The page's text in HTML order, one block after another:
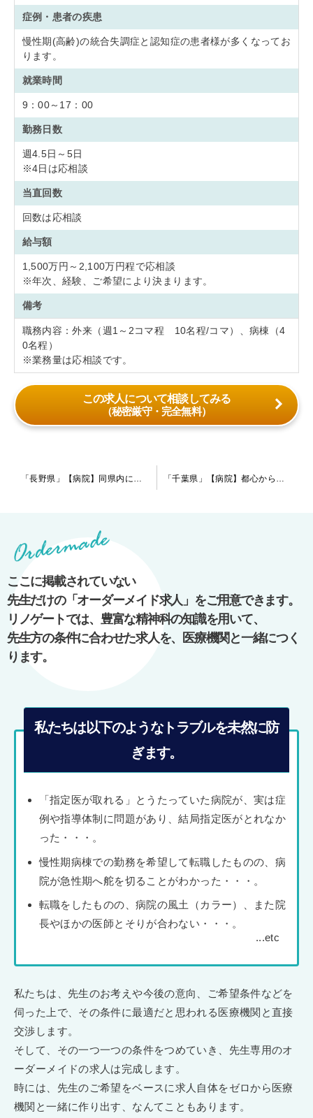
症例・患者の疾患
慢性期(高齢)の統合失調症と認知症の患者様が多くなってお
ります。
就業時間
9：00～17：00
勤務日数
週4.5日～5日
※4日は応相談
当直回数
回数は応相談
給与額
1,500万円～2,100万円程で応相談
※年次、経験、ご希望により決まります。
備考
職務内容：外来（週1～2コマ程 10名程/コマ）、病棟（4
0名程）
※業務量は応相談です。
この求人について相談してみる
（秘密厳守・完全無料）
ゲ
シ
ョ
ン
「長野県」【病院】同県内にてご転職をお考えの先生を歓迎致します。現在は、指定医の先生を募集中です。一人一人の患者様をじっくり診ていきたいとお考えの先生にお勧めの病院です。 「千葉県」【病院】都心からのアクセスも良く、オフの時間もしっかりと取れる働きやすい環境の病院です。統合失調症・認知症の患者様がメインに在院されております。
ここに掲載されていない
先生だけの「オーダーメイド求人」をご用意できます。
リノゲートでは、豊富な精神科の知識を用いて、
先生方の条件に合わせた求人を、医療機関と一緒につく
ります。
私たちは以下のようなトラブルを未然に防
ぎます。
「指定医が取れる」とうたっていた病院が、実は症
例や指導体制に問題があり、結局指定医がとれなか
った・・・。
慢性期病棟での勤務を希望して転職したものの、病
院が急性期へ舵を切ることがわかった・・・。
転職をしたものの、病院の風土（カラー）、また院
長やほかの医師とそりが合わない・・・。
私たちは、先生のお考えや今後の意向、ご希望条件などを
伺った上で、その条件に最適だと思われる医療機関と直接
交渉します。
そして、その一つ一つの条件をつめていき、先生専用のオ
ーダーメイドの求人は完成します。
時には、先生のご希望をベースに求人自体をゼロから医療
機関と一緒に作り出す、なんてこともあります。